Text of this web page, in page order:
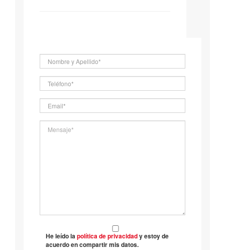
He leído lapolítica de privacidady estoy de
acuerdo en compartir mis datos.